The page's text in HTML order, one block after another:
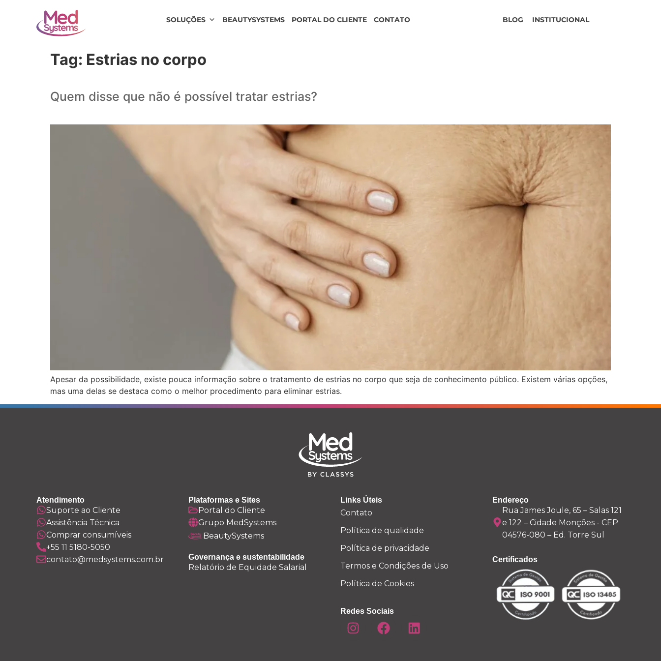
SOLUÇÕES BEAUTYSYSTEMS PORTAL DO CLIENTE CONTATO INSTITUCIONAL
BLOG
Tag: Estrias no corpo
Quem disse que não é possível tratar estrias?
Apesar da possibilidade, existe pouca informação sobre o tratamento de estrias no corpo que seja de conhecimento público. Existem várias opções,
mas uma delas se destaca como o melhor procedimento para eliminar estrias.
Atendimento
Suporte ao Cliente
Assistência Técnica
Comprar consumíveis
+55 11 5180-5050
contato@medsystems.com.br
Plataformas e Sites
Portal do Cliente
Grupo MedSystems
BeautySystems
Governança e sustentabilidade
Relatório de Equidade Salarial
Links Úteis
Contato
Política de qualidade
Política de privacidade
Termos e Condições de Uso
Política de Cookies
Redes Sociais
Endereço
Rua James Joule, 65 – Salas 121
e 122 – Cidade Monções - CEP
04576-080 – Ed. Torre Sul
Certificados